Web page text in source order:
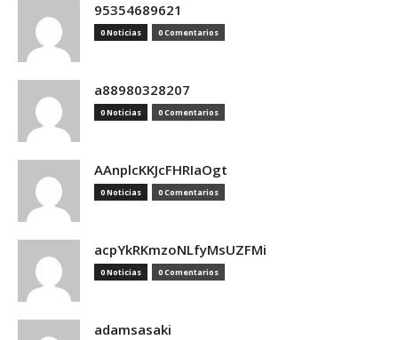
95354689621
0 Noticias 0 Comentarios
a88980328207
0 Noticias 0 Comentarios
AAnplcKKJcFHRIaOgt
0 Noticias 0 Comentarios
acpYkRKmzoNLfyMsUZFMi
0 Noticias 0 Comentarios
adamsasaki